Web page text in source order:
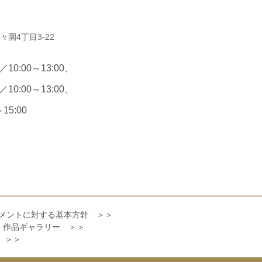
園4丁目3-22
10:00～13:00、
10:00～13:00、
15:00
ントに対する基本方針 ＞＞
作品ギャラリー ＞＞
＞